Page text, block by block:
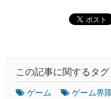
この記事に関するタグ
ゲーム ゲーム界